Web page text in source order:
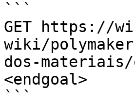
```
GET https://
wiki/
dos-materiais/
<endgoal>
```